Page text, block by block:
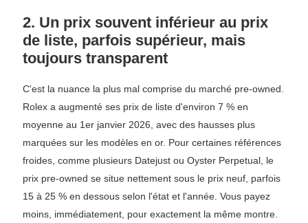
2. Un prix souvent inférieur au prix
de liste, parfois supérieur, mais
toujours transparent
C'est la nuance la plus mal comprise du marché pre-owned.
Rolex a augmenté ses prix de liste d'environ 7 % en
moyenne au 1er janvier 2026, avec des hausses plus
marquées sur les modèles en or. Pour certaines références
froides, comme plusieurs Datejust ou Oyster Perpetual, le
prix pre-owned se situe nettement sous le prix neuf, parfois
15 à 25 % en dessous selon l'état et l'année. Vous payez
moins, immédiatement, pour exactement la même montre.